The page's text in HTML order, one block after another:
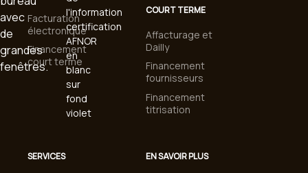
Facturation
électronique
Financement
court terme
SERVICES
COURT TERME
Affacturage et
Dailly
Financement
fournisseurs
Financement
titrisation
EN SAVOIR PLUS